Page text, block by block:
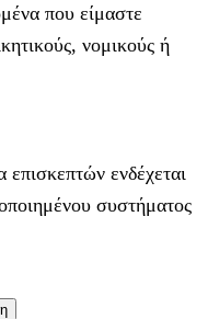
που είμαστε
νομικούς ή
επισκεπτών ενδέχεται
συστήματος